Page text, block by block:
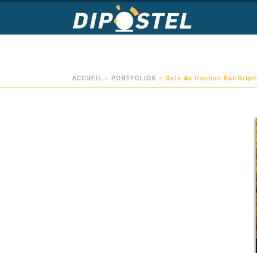
ACCUEIL » PORTFOLIOS » Gels de traction RailGrip®